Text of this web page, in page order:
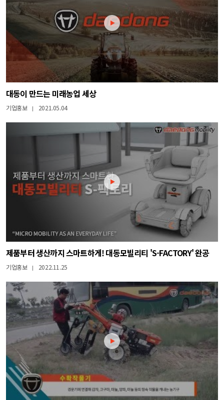
대동이 만드는 미래농업 세상
기업홍보 | 2021.05.04
제품부터 생산까지 스마트하게! 대동모빌리티 'S-FACTORY' 완공
기업홍보 | 2022.11.25